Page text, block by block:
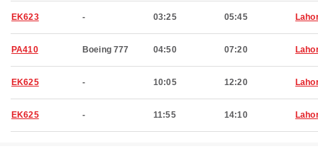
EK623 - 03:25 05:45
PA410 Boeing 777 04:50 07:20
EK625 - 10:05 12:20
EK625 - 11:55 14:10